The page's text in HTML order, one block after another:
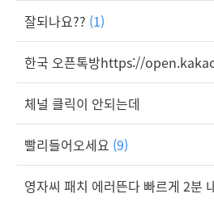
잘되나요?? (1)
한국 오픈톡방https://
체널 클릭이 안되는데
빨리들어오세요 (9)
영자씨 패치 에러뜬다 빠르게 2분